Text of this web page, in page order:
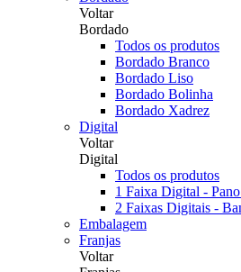
Voltar
Bordado
Todos os produtos
Bordado Branco
Bordado Liso
Bordado Bolinha
Bordado Xadrez
Digital
Voltar
Digital
Todos os produtos
1 Faixa Digital -
2 Faixas Digitais -
Embalagem
Franjas
Voltar